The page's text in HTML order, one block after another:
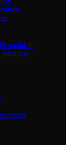
products
products